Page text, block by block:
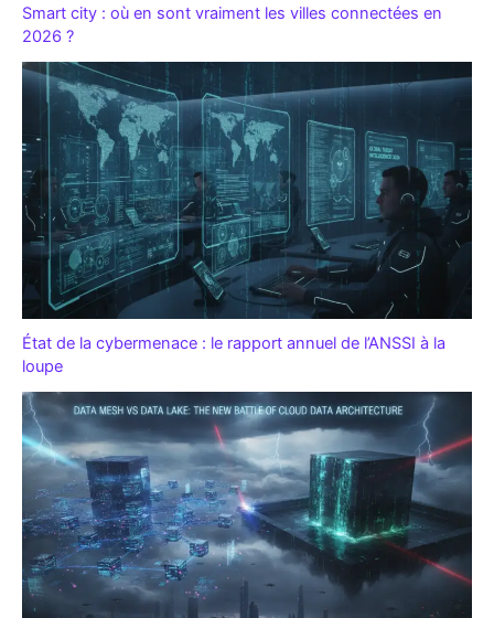
Smart city : où en sont vraiment les villes connectées en
2026 ?
État de la cybermenace : le rapport annuel de l’ANSSI à la
loupe